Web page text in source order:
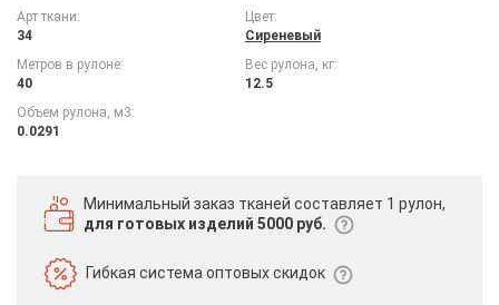
Арт ткани:
34
Цвет:
Сиреневый
Метров в рулоне:
40
Вес рулона, кг:
12.5
Объем рулона, м3:
0.0291
Минимальный заказ тканей составляет 1 рулон,
для готовых изделий 5000 руб.
Гибкая системаоптовых скидок